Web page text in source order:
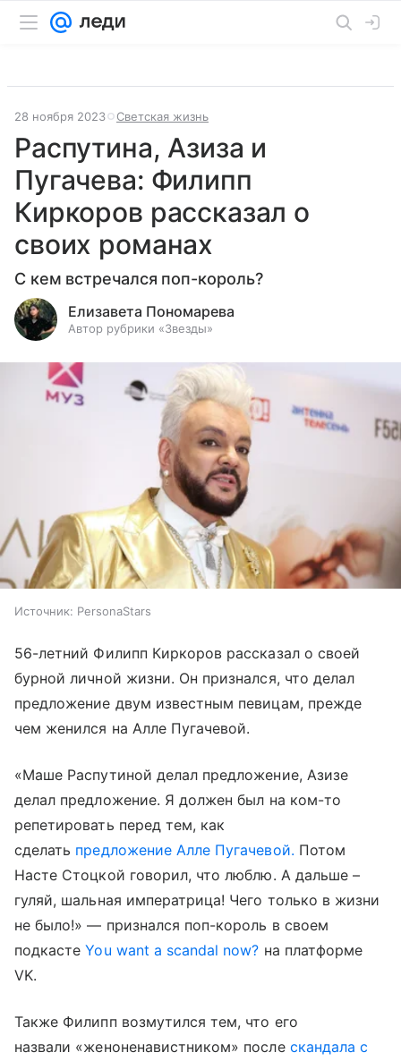
28 ноября 2023 Светская жизнь
Распутина, Азиза и
Пугачева: Филипп
Киркоров рассказал о
своих романах
С кем встречался поп-король?
Елизавета Пономарева
Автор рубрики «Звезды»
Источник: PersonaStars
56-летний Филипп Киркоров рассказал о своей
бурной личной жизни. Он признался, что делал
предложение двум известным певицам, прежде
чем женился на Алле Пугачевой.
«Маше Распутиной делал предложение, Азизе
делал предложение. Я должен был на ком-то
репетировать перед тем, как
сделать предложение Алле Пугачевой. Потом
Насте Стоцкой говорил, что люблю. А дальше –
гуляй, шальная императрица! Чего только в жизни
не было!» — признался поп-король в своем
подкастеYou want a scandal now? на платформе
VK.
Также Филипп возмутился тем, что его
назвали «женоненавистником» после скандала с